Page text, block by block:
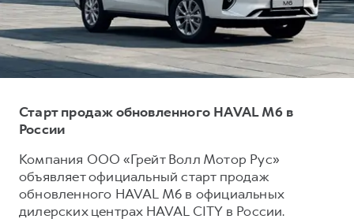
DARGO
от 3 199 000 ₽
DARGO X
от 3 499 000 ₽
F7 F7X
от 3 599 000 ₽
Тест-драйв
Трейд-ин
Кредитный калькулятор
Страхование
Кредит
СЕРВИСНОЕ ОБСЛУЖИВАНИЕ
Нулевое ТО
Программа «Помощь на дороге»
Электронный ПТС
ПОДДЕРЖКА
GWM Безопасность
О дилере
Наша команда
Контакты
Старт продаж обновленного HAVAL M6 в
России
Компания ООО «Грейт Волл Мотор Рус»
объявляет официальный старт продаж
обновленного HAVAL M6 в официальных
дилерских центрах HAVAL CITY в России.